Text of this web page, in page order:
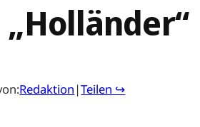
„Holländer“
Redaktion |Teilen ↪